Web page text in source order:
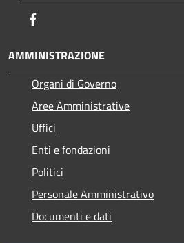
AMMINISTRAZIONE
Organi di Governo
Aree Amministrative
Uffici
Enti e fondazioni
Politici
Personale Amministrativo
Documenti e dati